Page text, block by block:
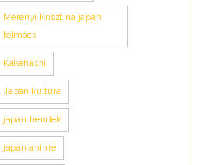
Merényi Krisztina japán
tolmács
Kakehashi
Japán kultúra
japán trendek
japán anime